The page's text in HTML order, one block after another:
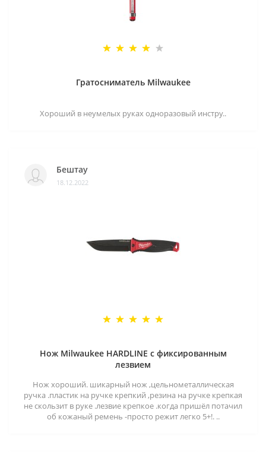
Гратосниматель Milwaukee
Хороший в неумелых руках одноразовый инстру..
Бештау
18.12.2022
Нож Milwaukee HARDLINE с фиксированным
лезвием
Нож хороший. шикарный нож ,цельнометаллическая
ручка .пластик на ручке крепкий ,резина на ручке крепкая
не скользит в руке .лезвие крепкое .когда пришёл потачил
об кожаный ремень -просто режит легко 5+!. ..